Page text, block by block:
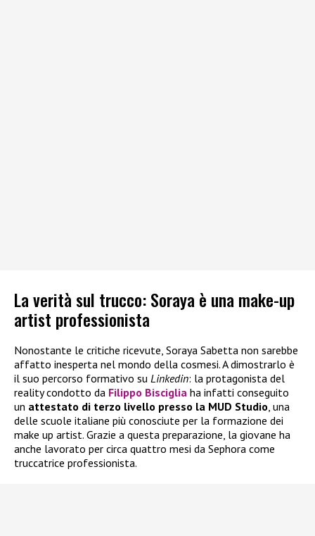
La verità sul trucco: Soraya è una make-up
artist professionista
Nonostante le critiche ricevute, Soraya Sabetta non sarebbe
affatto inesperta nel mondo della cosmesi. A dimostrarlo è
il suo percorso formativo su Linkedin: la protagonista del
reality condotto da Filippo Bisciglia ha infatti conseguito
un attestato di terzo livello presso la MUD Studio , una
delle scuole italiane più conosciute per la formazione dei
make up artist. Grazie a questa preparazione, la giovane ha
anche lavorato per circa quattro mesi da Sephora come
truccatrice professionista.